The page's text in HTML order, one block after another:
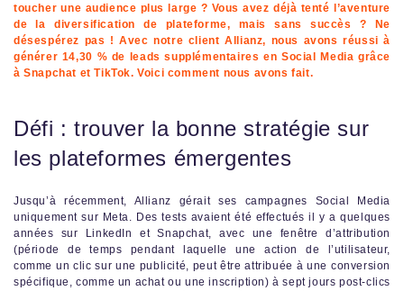
toucher une audience plus large ? Vous avez déjà tenté l’aventure
de la diversification de plateforme, mais sans succès ? Ne
désespérez pas ! Avec notre client Allianz, nous avons réussi à
générer 14,30 % de leads supplémentaires en Social Media grâce
à Snapchat et TikTok. Voici comment nous avons fait.
Défi : trouver la bonne stratégie sur
les plateformes émergentes
Jusqu’à récemment, Allianz gérait ses campagnes Social Media
uniquement sur Meta. Des tests avaient été effectués il y a quelques
années sur LinkedIn et Snapchat, avec une fenêtre d’attribution
(période de temps pendant laquelle une action de l’utilisateur,
comme un clic sur une publicité, peut être attribuée à une conversion
spécifique, comme un achat ou une inscription) à sept jours post-clics